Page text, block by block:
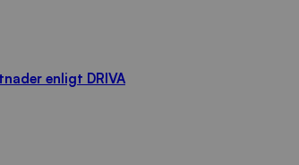
enligt DRIVA